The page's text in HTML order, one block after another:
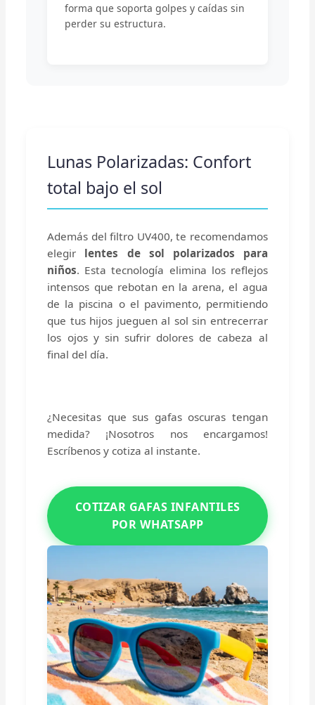
forma que soporta golpes y caídas sin
perder su estructura.
Lunas Polarizadas: Confort
total bajo el sol
Además del filtro UV400, te recomendamos
elegir lentes de sol polarizados para
niños. Esta tecnología elimina los reflejos
intensos que rebotan en la arena, el agua
de la piscina o el pavimento, permitiendo
que tus hijos jueguen al sol sin entrecerrar
los ojos y sin sufrir dolores de cabeza al
final del día.
¿Necesitas que sus gafas oscuras tengan
medida? ¡Nosotros nos encargamos!
Escríbenos y cotiza al instante.
COTIZAR GAFAS INFANTILES
POR WHATSAPP